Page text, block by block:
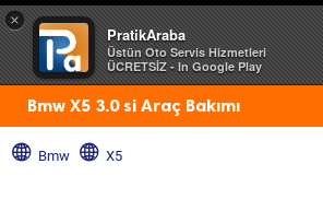
×
PratikAraba
Üstün Oto Servis Hizmetleri
ÜCRETSİZ - In Google Play
Bmw X5 3.0 si Araç Bakımı
Bmw X5